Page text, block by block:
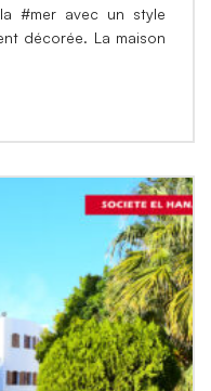
#mer avec un style
décorée. La maison